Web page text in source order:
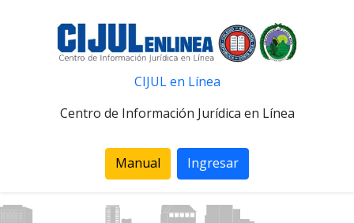
CIJUL en Línea
Centro de Información Jurídica en Línea
Manual Ingresar